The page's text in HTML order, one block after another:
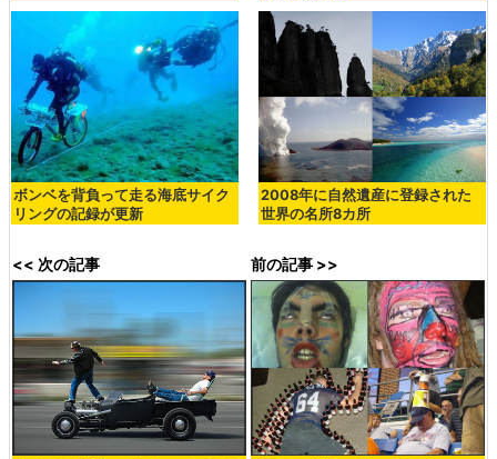
ボンベを背負って走る海底サイク
リングの記録が更新
2008年に自然遺産に登録された
世界の名所8カ所
<< 次の記事 前の記事 >>